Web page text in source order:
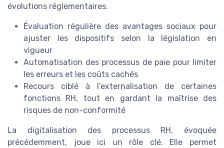
évolutions réglementaires.
Évaluation régulière des avantages sociaux pour
ajuster les dispositifs selon la législation en
vigueur
Automatisation des processus de paie pour limiter
les erreurs et les coûts cachés
Recours ciblé à l’externalisation de certaines
fonctions RH, tout en gardant la maîtrise des
risques de non-conformité
La digitalisation des processus RH, évoquée
précédemment, joue ici un rôle clé. Elle permet